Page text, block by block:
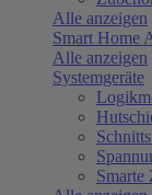
Alle anzeigen
Smart Home
Alle anzeigen
Systemgeräte
Smarte